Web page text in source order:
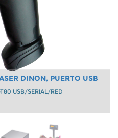
DINON, PUERTO USB
USB/SERIAL/RED